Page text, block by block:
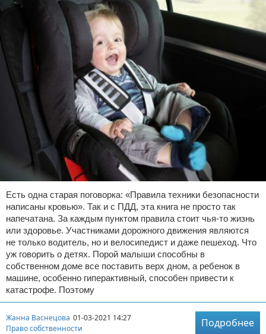
Есть одна старая поговорка: «Правила техники безопасности
написаны кровью». Так и с ПДД, эта книга не просто так
напечатана. За каждым пунктом правила стоит чья-то жизнь
или здоровье. Участниками дорожного движения являются
не только водитель, но и велосипедист и даже пешеход. Что
уж говорить о детях. Порой малыши способны в
собственном доме все поставить верх дном, а ребенок в
машине, особенно гиперактивный, способен привести к
катастрофе. Поэтому
Жанна Васнецова 01-03-2021 14:27
Право собственности
Подробнее